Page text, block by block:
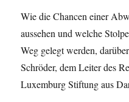
Wie die Chancen einer
aussehen und welche
Weg gelegt werden,
Schröder, dem Leiter des
Luxemburg Stiftung aus